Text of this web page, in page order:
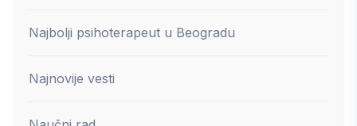
Najbolji psihoterapeut u Beogradu
Najnovije vesti